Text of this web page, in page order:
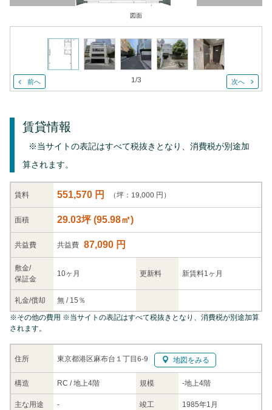
図面
前へ 1/3 次へ
賃貸情報
※当サイトの表記はすべて税抜きとなり、消費税が別途加
算されます。
賃料 551,570 円 （坪：19,000 円）
面積 29.03坪(95.98㎡)
共益費 共益費 87,090 円
敷金/
保証金
10ヶ月 更新料 新賃料1ヶ月
礼金/償却 無 / 15％
住所 東京都港区麻布台１丁目6-9 地図をみる
構造 RC / 地上4階 規模 -地上4階
主な用途 - 竣工 1985年1月
※その他の費用 ※当サイトの表記はすべて税抜きとなり、消費税が別途加算
されます。